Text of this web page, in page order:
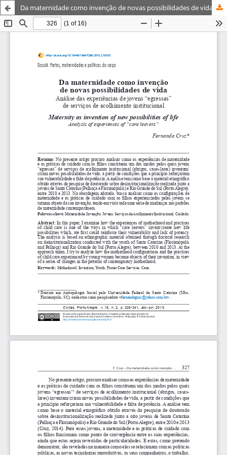
Da maternidade como invenção de novas possibilidades de vida: Análise das experiências de jovens “egressas” de serviços de acolhimento institucional